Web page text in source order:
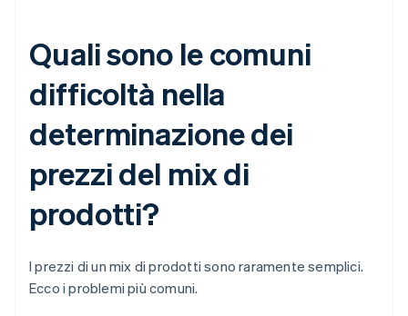
Quali sono le comuni
difficoltà nella
determinazione dei
prezzi del mix di
prodotti?
I prezzi di un mix di prodotti sono raramente semplici.
Ecco i problemi più comuni.